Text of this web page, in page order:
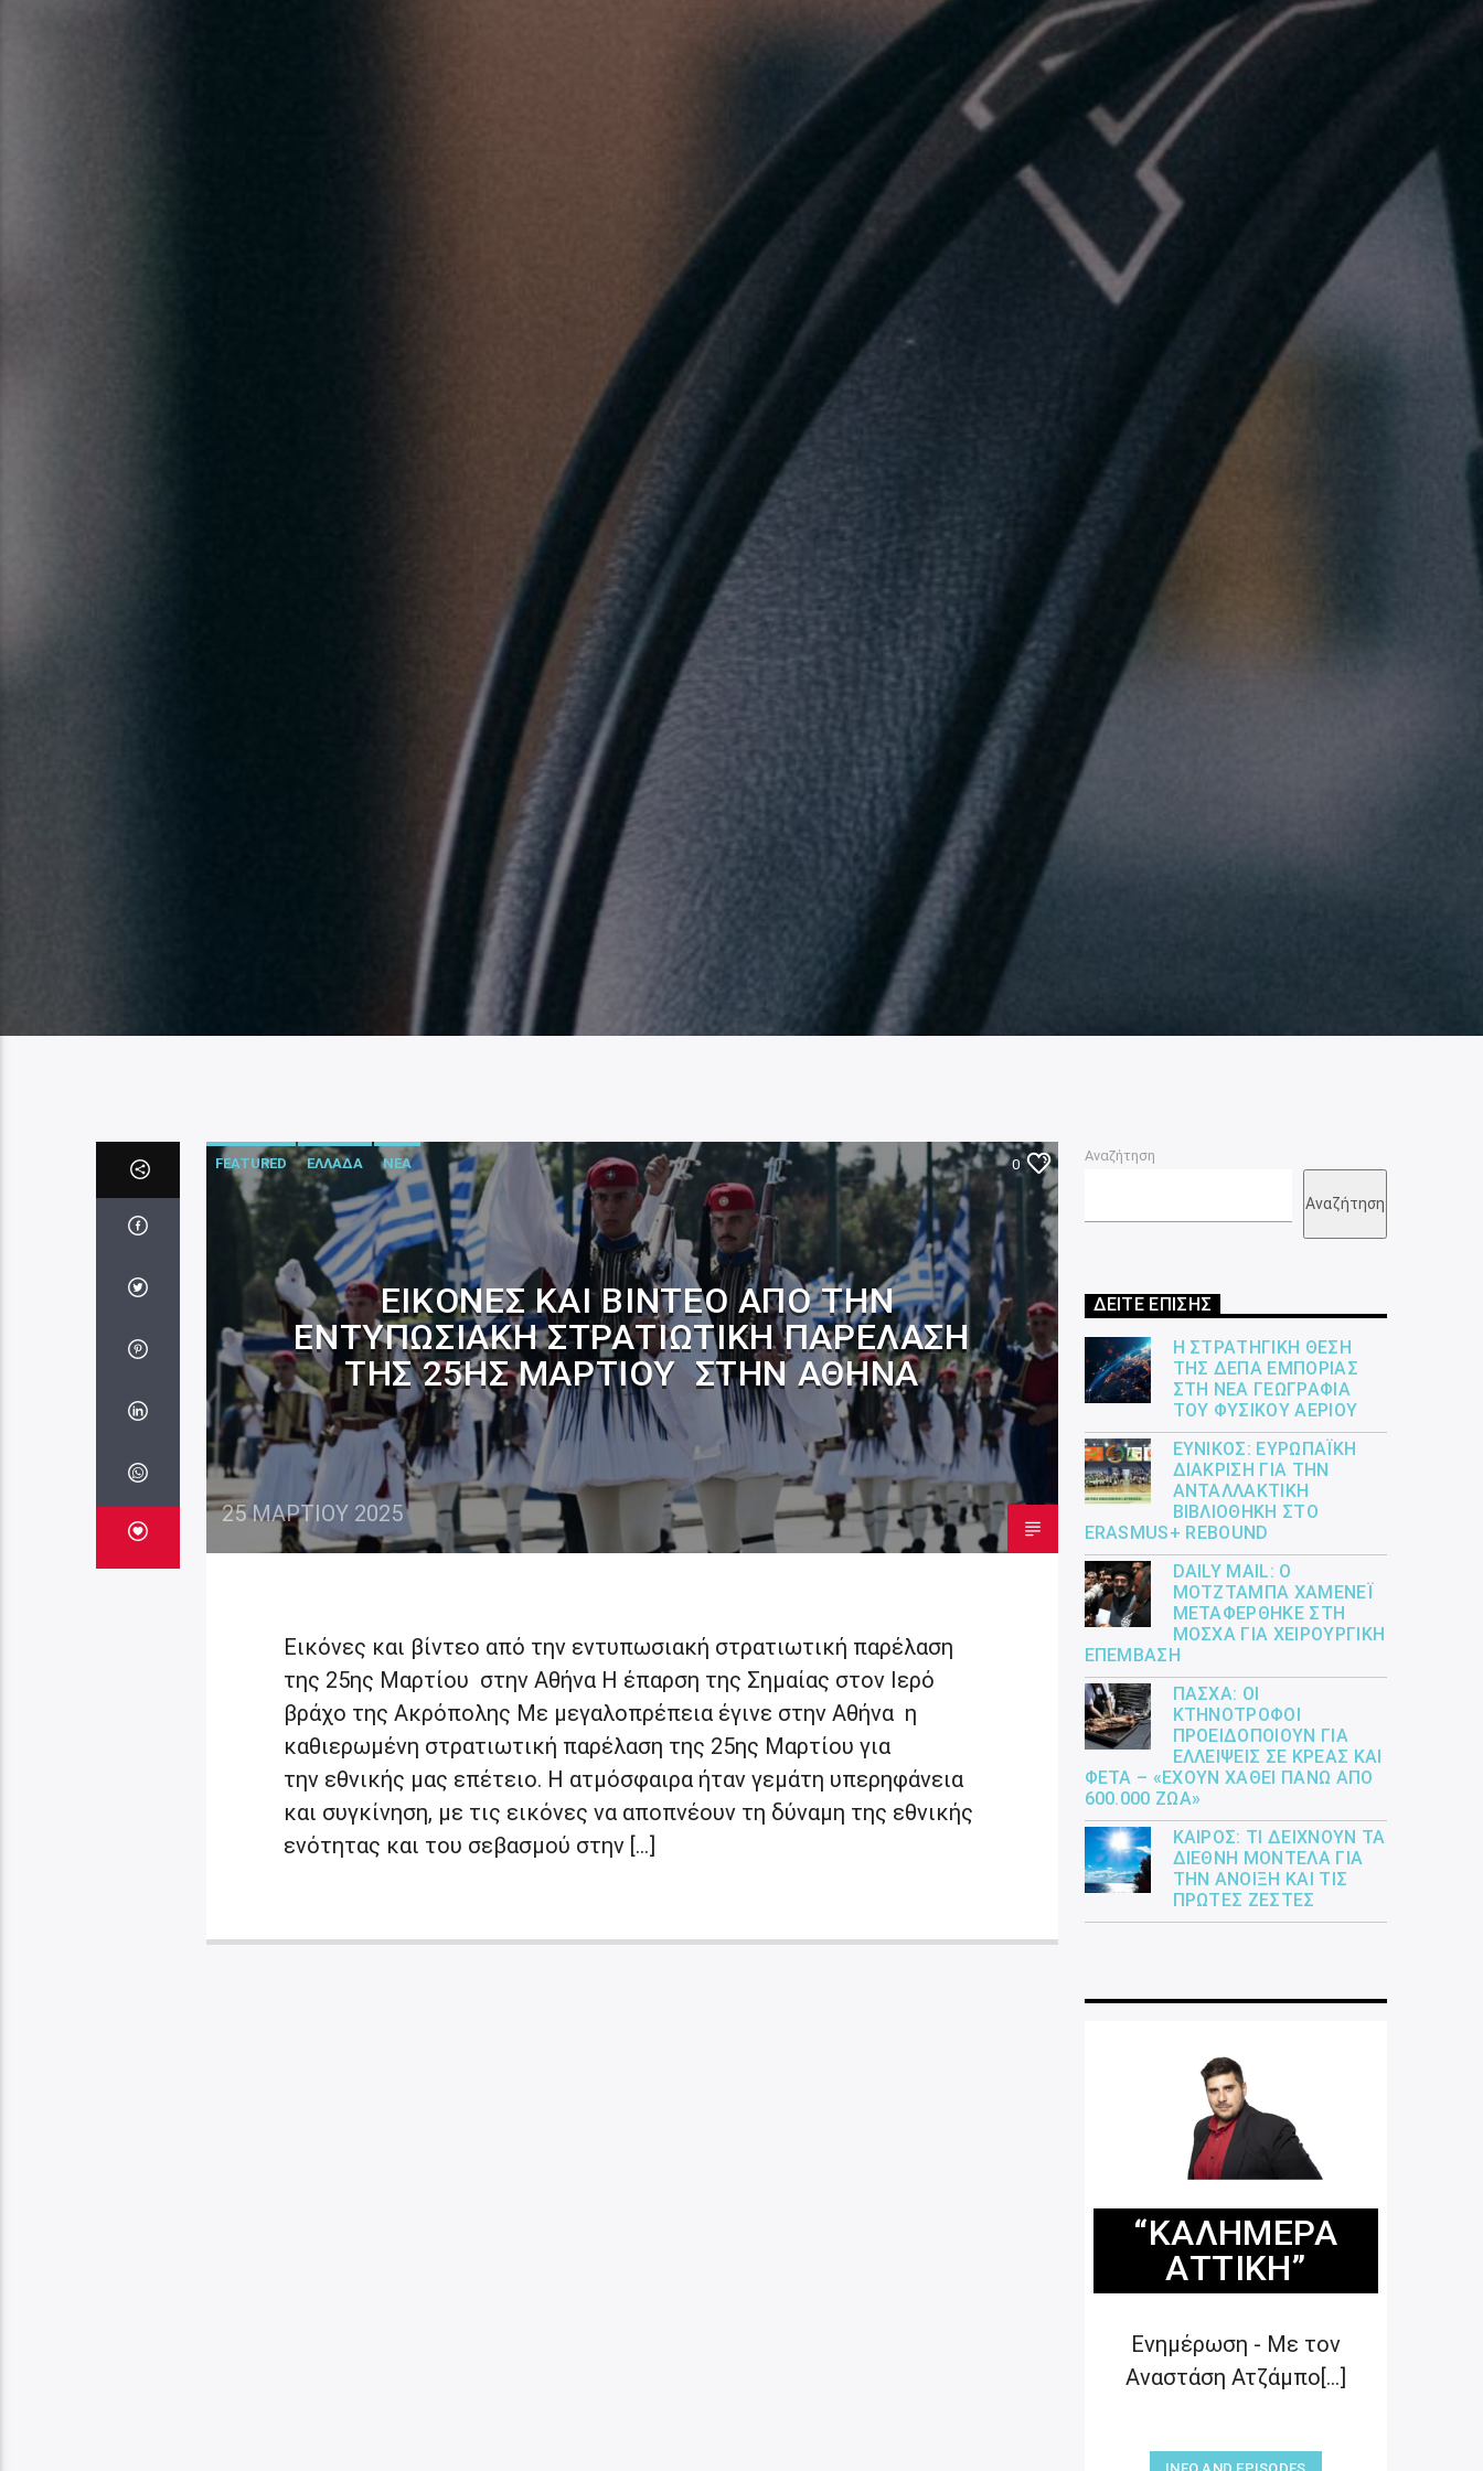
FEATURED ΕΛΛΑΔΑ ΝΕΑ 0
ΕΙΚΌΝΕΣ ΚΑΙ ΒΊΝΤΕΟ ΑΠΌ ΤΗΝ
ΕΝΤΥΠΩΣΙΑΚΉ ΣΤΡΑΤΙΩΤΙΚΉ ΠΑΡΈΛΑΣΗ
ΤΗΣ 25ΗΣ ΜΑΡΤΊΟΥ ΣΤΗΝ ΑΘΉΝΑ
25 ΜΑΡΤΊΟΥ 2025
Εικόνες και βίντεο από την εντυπωσιακή στρατιωτική παρέλαση
της 25ης Μαρτίου στην Αθήνα Η έπαρση της Σημαίας στον Ιερό
βράχο της Ακρόπολης Με μεγαλοπρέπεια έγινε στην Αθήνα η
καθιερωμένη στρατιωτική παρέλαση της 25ης Μαρτίου για
την εθνικής μας επέτειο. Η ατμόσφαιρα ήταν γεμάτη υπερηφάνεια
και συγκίνηση, με τις εικόνες να αποπνέουν τη δύναμη της εθνικής
ενότητας και του σεβασμού στην […]
Αναζήτηση
Αναζήτηση
ΔΕΙΤΕ ΕΠΙΣΗΣ
Η ΣΤΡΑΤΗΓΙΚΉ ΘΈΣΗ
ΤΗΣ ΔΕΠΑ ΕΜΠΟΡΊΑΣ
ΣΤΗ ΝΈΑ ΓΕΩΓΡΑΦΊΑ
ΤΟΥ ΦΥΣΙΚΟΎ ΑΕΡΊΟΥ
ΕΎΝΙΚΟΣ: ΕΥΡΩΠΑΪΚΉ
ΔΙΆΚΡΙΣΗ ΓΙΑ ΤΗΝ
ΑΝΤΑΛΛΑΚΤΙΚΉ
ΒΙΒΛΙΟΘΉΚΗ ΣΤΟ
ERASMUS+ REBOUND
DAILY MAIL: Ο
ΜΟΤΖΤΆΜΠΑ ΧΑΜΕΝΕΪ́
ΜΕΤΑΦΈΡΘΗΚΕ ΣΤΗ
ΜΌΣΧΑ ΓΙΑ ΧΕΙΡΟΥΡΓΙΚΉ
ΕΠΈΜΒΑΣΗ
ΠΆΣΧΑ: ΟΙ
ΚΤΗΝΟΤΡΌΦΟΙ
ΠΡΟΕΙΔΟΠΟΙΟΎΝ ΓΙΑ
ΕΛΛΕΊΨΕΙΣ ΣΕ ΚΡΈΑΣ ΚΑΙ
ΦΈΤΑ – «ΈΧΟΥΝ ΧΑΘΕΊ ΠΆΝΩ ΑΠΌ
600.000 ΖΏΑ»
ΚΑΙΡΌΣ: ΤΙ ΔΕΊΧΝΟΥΝ ΤΑ
ΔΙΕΘΝΉ ΜΟΝΤΈΛΑ ΓΙΑ
ΤΗΝ ΆΝΟΙΞΗ ΚΑΙ ΤΙΣ
ΠΡΏΤΕΣ ΖΈΣΤΕΣ
“ΚΑΛΗΜΈΡΑ
ΑΤΤΙΚΉ”
Ενημέρωση - Με τον
Αναστάση Ατζάμπο[...]